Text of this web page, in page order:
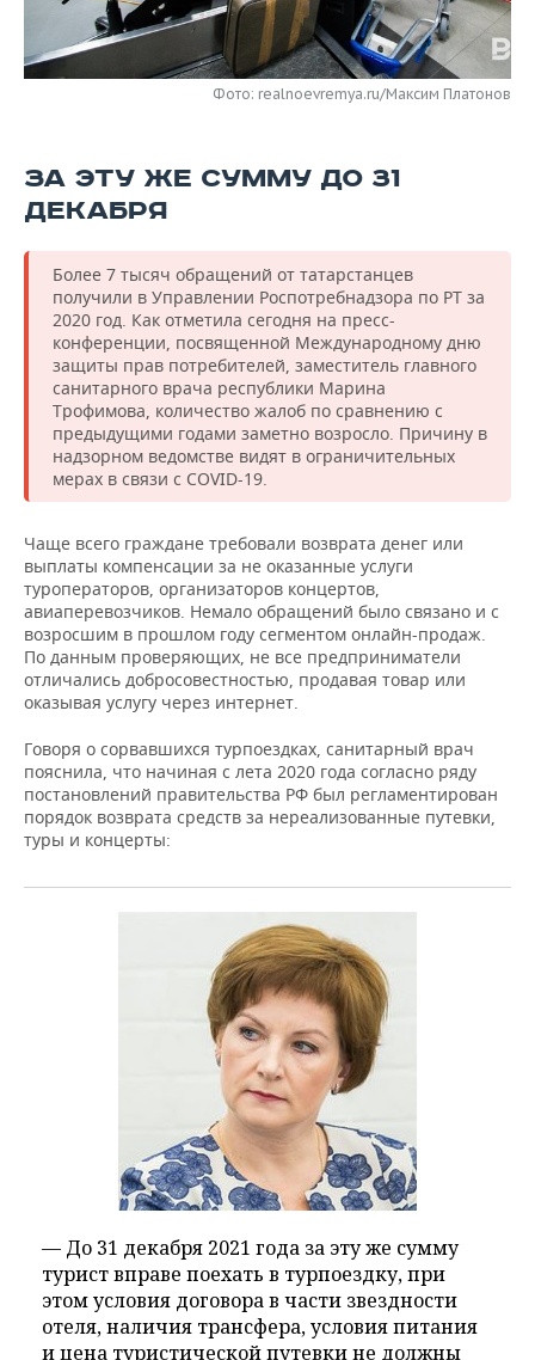
НЕФТЕХИМИЯ
НЕФТЬ
ЭНЕРГЕТИКА
РОЗНИЧНАЯ ТОРГОВЛЯ
НОВОСТИ ТЕХНОЛОГИЙ
ТЕЛЕКОММУНИКАЦИИ
МЕРОПРИЯТИЯ
НОВОСТИ МЕРОПРИЯТИЙ
БИЗНЕС-БРАНЧИ
ONLINE-КОНФЕРЕНЦИИ
ОТКРЫТАЯ ЛЕКЦИЯ
ФУТБОЛ
ХОККЕЙ
БАСКЕТБОЛ
ВОЛЕЙБОЛ
КИБЕРСПОРТ
ФИГУРНОЕ КАТАНИЕ
ВОДНЫЕ ВИДЫ СПОРТА
ХОККЕЙ С МЯЧОМ
НОВОСТИ ОБЩЕСТВА
ВЛАСТЬ
ИНФРАСТРУКТУРА
ИСТОРИЯ
КУЛЬТУРА
МЕДИЦИНА
ОБРАЗОВАНИЕ
ПРОИСШЕСТВИЯ
ФОТОГАЛЕРЕЯ
СЮЖЕТЫ
СПРАВОЧНИК
СПИСОК ПЕРСОН
СПИСОК КОМПАНИЙ
ПОЛНАЯ ВЕРСИЯ
Фото: realnoevremya.ru/Максим Платонов
ЗА ЭТУ ЖЕ СУММУ ДО 31
ДЕКАБРЯ
Более 7 тысяч обращений от татарстанцев
получили в Управлении Роспотребнадзора по РТ за
2020 год. Как отметила сегодня на пресс-
конференции, посвященной Международному дню
защиты прав потребителей, заместитель главного
санитарного врача республики Марина
Трофимова, количество жалоб по сравнению с
предыдущими годами заметно возросло. Причину в
надзорном ведомстве видят в ограничительных
мерах в связи с COVID-19.
Чаще всего граждане требовали возврата денег или
выплаты компенсации за не оказанные услуги
туроператоров, организаторов концертов,
авиаперевозчиков. Немало обращений было связано и с
возросшим в прошлом году сегментом онлайн-продаж.
По данным проверяющих, не все предприниматели
отличались добросовестностью, продавая товар или
оказывая услугу через интернет.
Говоря о сорвавшихся турпоездках, санитарный врач
пояснила, что начиная с лета 2020 года согласно ряду
постановлений правительства РФ был регламентирован
порядок возврата средств за нереализованные путевки,
туры и концерты:
— До 31 декабря 2021 года за эту же сумму
турист вправе поехать в турпоездку, при
этом условия договора в части звездности
отеля, наличия трансфера, условия питания
и цена туристической путевки не должны